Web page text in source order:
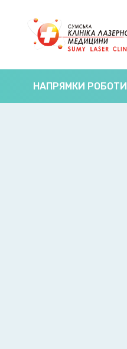
НАПРЯМКИ РОБОТИ